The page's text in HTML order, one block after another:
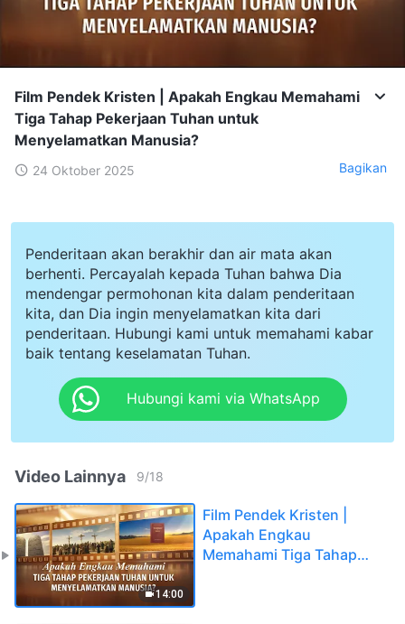
Film Pendek Kristen | Apakah Engkau Memahami
Tiga Tahap Pekerjaan Tuhan untuk
Menyelamatkan Manusia?
24 Oktober 2025 Bagikan
Penderitaan akan berakhir dan air mata akan
berhenti. Percayalah kepada Tuhan bahwa Dia
mendengar permohonan kita dalam penderitaan
kita, dan Dia ingin menyelamatkan kita dari
penderitaan. Hubungi kami untuk memahami kabar
baik tentang keselamatan Tuhan.
Hubungi kami via WhatsApp
Video Lainnya 9/18
14:00
Film Pendek Kristen |
Apakah Engkau
Memahami Tiga Tahap